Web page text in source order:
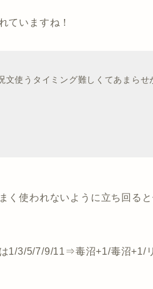
ていますね！
使うタイミング難しくてあまらせ
く使われないように立ち回る
1/3/5/7/9/11⇒毒沼+1/毒沼+1/